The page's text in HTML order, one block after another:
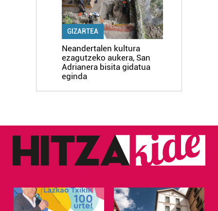
GIZARTEA
Neandertalen kultura
ezagutzeko aukera, San
Adrianera bisita gidatua
eginda